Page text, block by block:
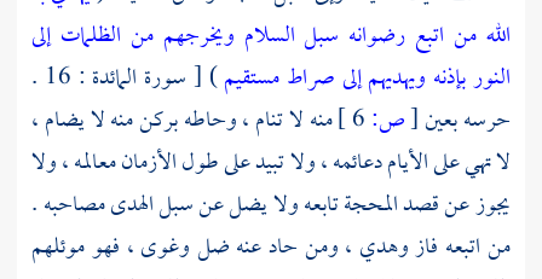
الله من اتبع رضوانه سبل السلام ويخرجهم من الظلمات إلى
النور بإذنه ويهديهم إلى صراط مستقيم
) [ سورة المائدة : 16 .
حرسه بعين[ص:
منه لا تنام ، وحاطه بركن منه لا يضام ،
لا تهي على الأيام دعائمه ، ولا تبيد على طول الأزمان معالمه ، ولا
يجوز عن قصد المحجة تابعه ولا يضل عن سبل الهدى مصاحبه .
من اتبعه فاز وهدي ، ومن حاد عنه ضل وغوى ، فهو موئلهم